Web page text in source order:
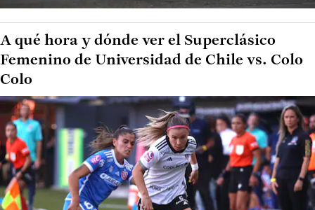
A qué hora y dónde ver el Superclásico
Femenino de Universidad de Chile vs. Colo
Colo